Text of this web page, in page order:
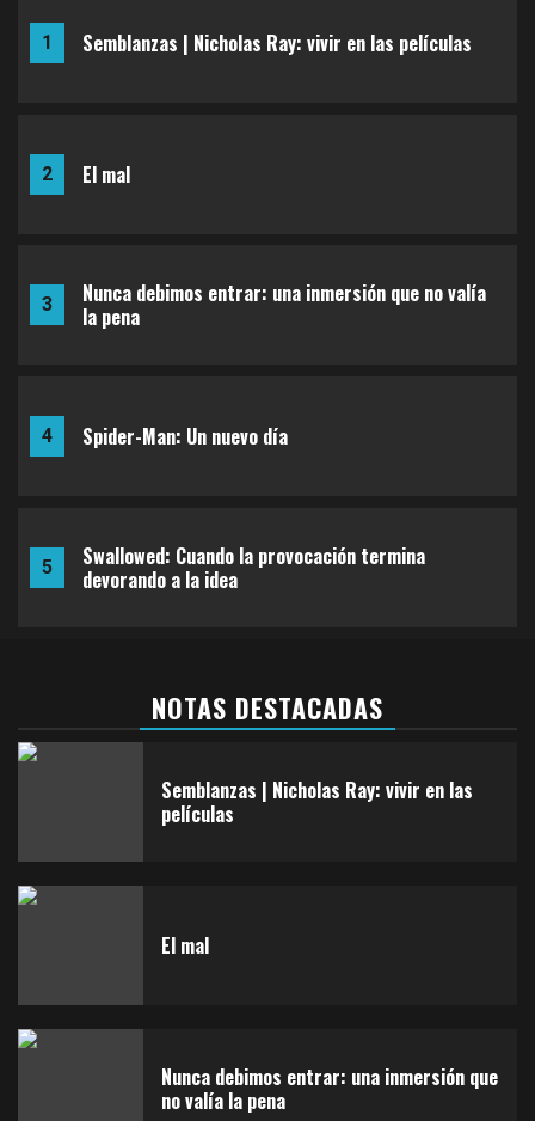
2 El mal
3
Nunca debimos entrar: una inmersión que no valía
la pena
4 Spider-Man: Un nuevo día
5
Swallowed: Cuando la provocación termina
devorando a la idea
1 Semblanzas | Nicholas Ray: vivir en las películas
Nunca debimos entrar: una inmersión que no valía
Spider-Man: Un nuevo día
Swallowed: Cuando la provocación termina
devorando a la idea
NOTAS DESTACADAS
Semblanzas | Nicholas Ray: vivir en las
películas
El mal
Nunca debimos entrar: una inmersión que
no valía la pena